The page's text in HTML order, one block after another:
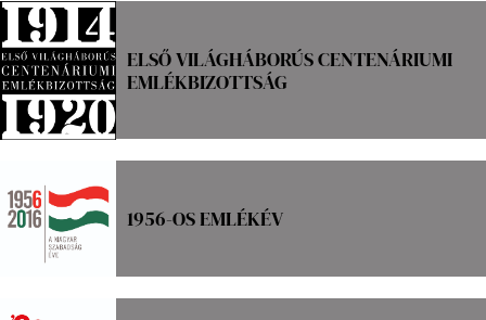
ELSŐ VILÁGHÁBORÚS CENTENÁRIUMI
EMLÉKBIZOTTSÁG
1956-OS EMLÉKÉV